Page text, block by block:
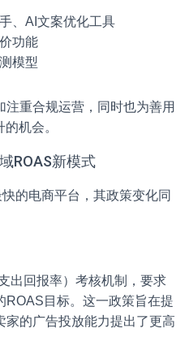
、AI文案优化工具
功能
模型
重合规运营，同时也为善用
机会。
ROAS新模式
的电商平台，其政策变化同
出回报率）考核机制，要求
ROAS目标。这一政策旨在提
家的广告投放能力提出了更高